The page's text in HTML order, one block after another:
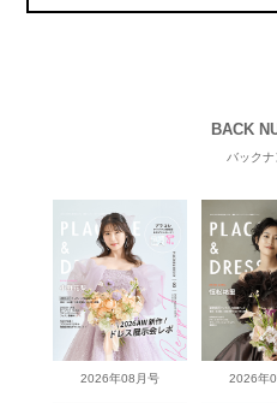
BACK
バックナ
2026年08月号 2026年